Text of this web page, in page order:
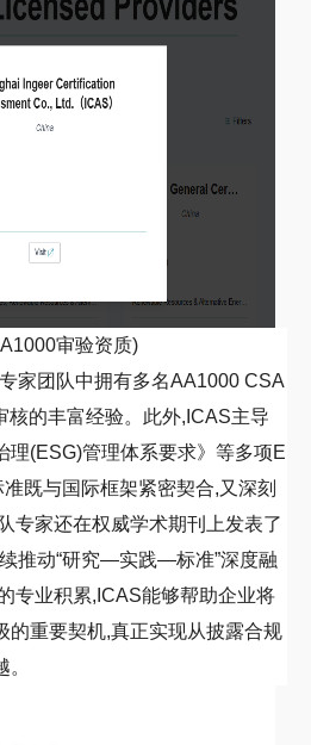
审验资质)
家团队中拥有多名AA1000 CSA
核的丰富经验。此外, ICAS主导
理(ESG)管理体系要求》等多项E
既与国际框架紧密契合,又深刻
专家还在权威学术期刊上发表了
推动“研究—实践—标准”深度融
专业积累, ICAS能够帮助企业将
的重要契机,真正实现从披露合规